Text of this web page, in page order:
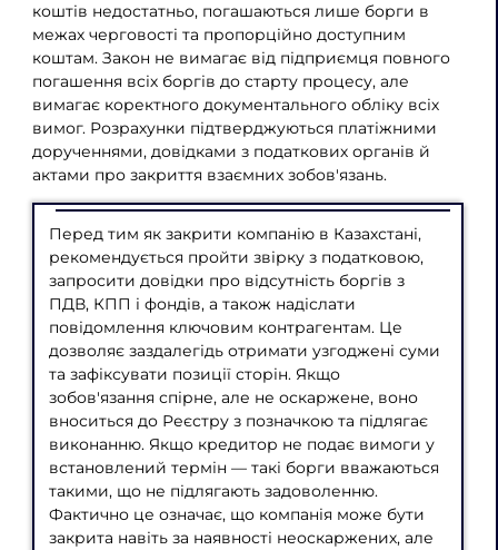
коштів недостатньо, погашаються лише борги в
межах черговості та пропорційно доступним
коштам. Закон не вимагає від підприємця повного
погашення всіх боргів до старту процесу, але
вимагає коректного документального обліку всіх
вимог. Розрахунки підтверджуються платіжними
дорученнями, довідками з податкових органів й
актами про закриття взаємних зобов'язань.
Перед тим як закрити компанію в Казахстані,
рекомендується пройти звірку з податковою,
запросити довідки про відсутність боргів з
ПДВ, КПП і фондів, а також надіслати
повідомлення ключовим контрагентам. Це
дозволяє заздалегідь отримати узгоджені суми
та зафіксувати позиції сторін. Якщо
зобов'язання спірне, але не оскаржене, воно
вноситься до Реєстру з позначкою та підлягає
виконанню. Якщо кредитор не подає вимоги у
встановлений термін — такі борги вважаються
такими, що не підлягають задоволенню.
Фактично це означає, що компанія може бути
закрита навіть за наявності неоскаржених, але